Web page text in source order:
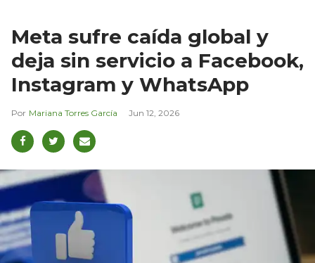
Meta sufre caída global y
deja sin servicio a Facebook,
Instagram y WhatsApp
Mariana Torres García Jun 12, 2026